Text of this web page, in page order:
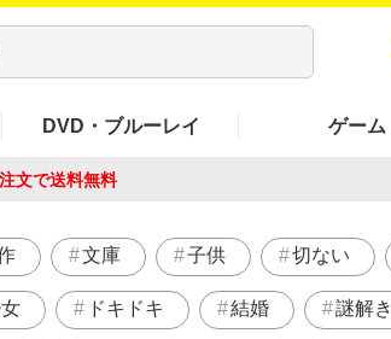
DVD・ブルーレイ ゲーム
文で送料無料
文庫 子供 切ない
ドキドキ 結婚 謎解き